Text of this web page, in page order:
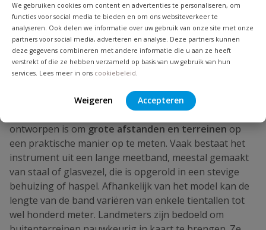
We gebruiken cookies om content en advertenties te personaliseren, om
functies voor social media te bieden en om ons websiteverkeer te
analyseren. Ook delen we informatie over uw gebruik van onze site met onze
partners voor social media, adverteren en analyse. Deze partners kunnen
deze gegevens combineren met andere informatie die u aan ze heeft
verstrekt of die ze hebben verzameld op basis van uw gebruik van hun
services. Lees meer in ons cookiebeleid
Weigeren Accepteren
BijPVCVoordeelvind je een zorgvuldig samengesteld
assortiment landmeters dat geschikt is voor zowel
professionele toepassingen als voor gebruik door
enthousiaste doe-het-zelvers.
Wat is een landmeter?
Een landmeter is een meetinstrument dat speciaal
ontworpen is om grote afstanden en terreinen op
een praktische manier op te meten. Vaak bestaat het
instrument uit een lange meetband, meestal gemaakt
van staal of glasvezel, die is opgerold in een stevige
behuizing of haspel. Afhankelijk van het model kan de
lengte van de band variëren van enkele tientallen tot
wel honderd meter. Landmeters zijn bedoeld om